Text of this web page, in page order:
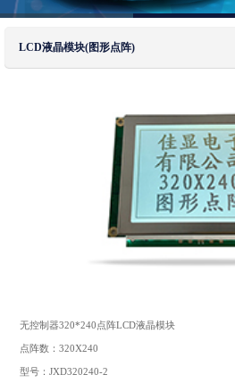
LCD液晶模块(图形点阵)
无控制器320*240点阵LCD液晶模块
点阵数：320X240
型号：JXD320240-2